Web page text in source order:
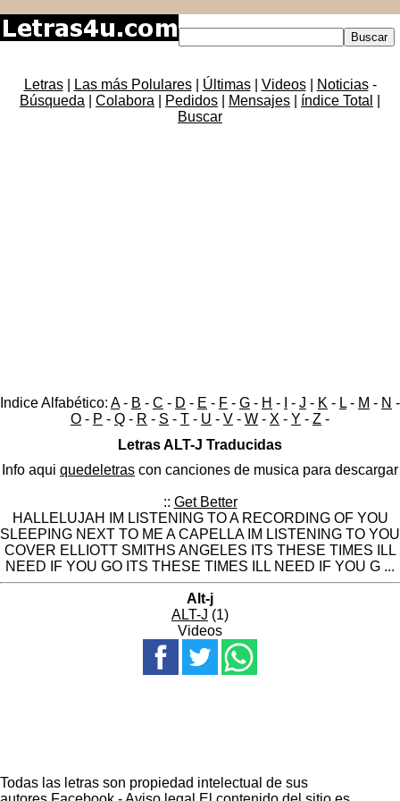
Letras| Las más Polulares| Últimas| Videos| Noticias-
Búsqueda
Colabora Pedidos Mensajes índice Total
Buscar
Indice Alfabético: A- B - C - D - E - F - G - H - - J - K - L - M - N -
O - P - Q - R - S - T - U - V - W - X - Y - Z -
Letras ALT-J Traducidas
Info aqui quedeletras con canciones de musica para descargar
:: Get Better
HALLELUJAH IM LISTENING TO A RECORDING OF YOU
SLEEPING NEXT TO ME A CAPELLA IM LISTENING TO YOU
COVER ELLIOTT SMITHS ANGELES ITS THESE TIMES ILL
NEED IF YOU GO ITS THESE TIMES ILL NEED IF YOU G ...
Alt-j
ALT-J (1)
Videos
Todas las letras son propiedad intelectual de sus